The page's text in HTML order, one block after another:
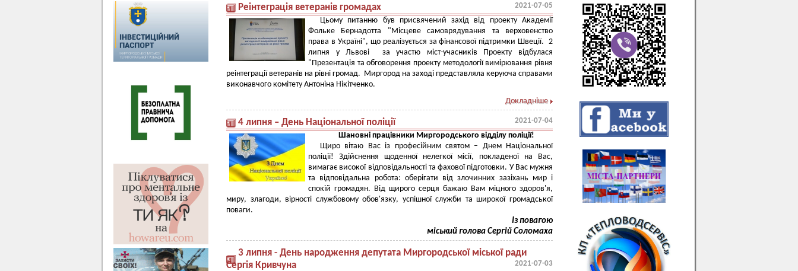
Реінтеграція ветеранів громадах 2021-07-05
Цьому питанню був присвячений захід від проекту Академії
Фольке Бернадотта "Місцеве самоврядування та верховенство
права в Україні", що реалізується за фінансової підтримки Швеції. 2
липня у Львові за участю міст-учасників Проекту відбулася
"Презентація та обговорення проекту методології вимірювання рівня
реінтеграції ветеранів на рівні громад. Миргород на заході представляла керуюча справами
виконавчого комітету Антоніна Нікітченко.
Докладніше
4 липня – День Національної поліції 2021-07-04
Шановні працівники Миргородського відділу поліції!
Щиро вітаю Вас із професійним святом – Днем Національної
поліції! Здійснення щоденної нелегкої місії, покладеної на Вас,
вимагає високої відповідальності та фахової підготовки. У Вас мужня
та відповідальна робота: оберігати від злочинних зазіхань мир і
спокій громадян. Від щирого серця бажаю Вам міцного здоров'я,
миру, злагоди, вірності службовому обов'язку, успішної служби та широкої громадської
поваги.
Із повагою
міський голова Сергій Соломаха
3 липня - День народження депутата Миргородської міської ради
Сергія Кривчуна
2021-07-03